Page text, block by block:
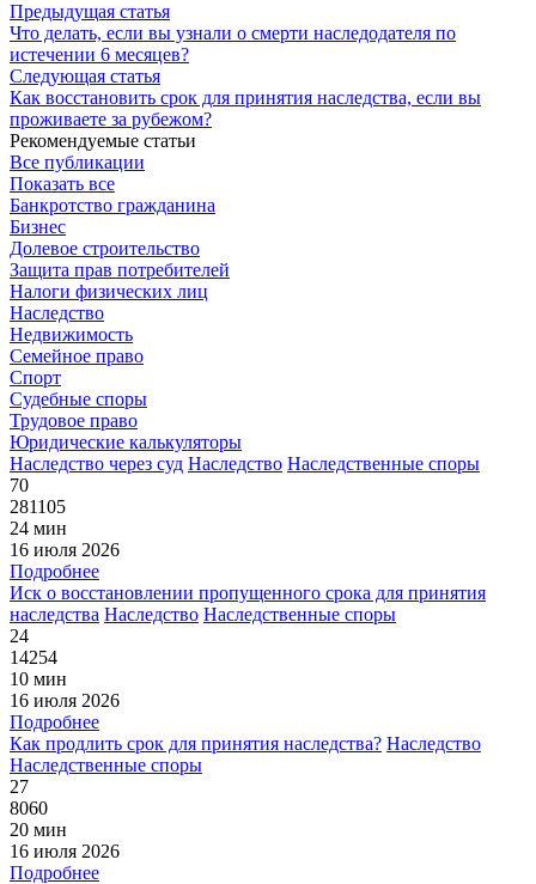
Предыдущая статья
Что делать, если вы узнали о смерти наследодателя по
истечении 6 месяцев?
Следующая статья
Как восстановить срок для принятия наследства, если вы
проживаете за рубежом?
Рекомендуемые статьи
Все публикации
Показать все
Банкротство гражданина
Бизнес
Долевое строительство
Защита прав потребителей
Налоги физических лиц
Наследство
Недвижимость
Семейное право
Спорт
Судебные споры
Трудовое право
Юридические калькуляторы
Наследство через суд Наследство Наследственные споры
70
281105
24 мин
16 июля 2026
Подробнее
Иск о восстановлении пропущенного срока для принятия
наследства Наследство Наследственные споры
24
14254
10 мин
16 июля 2026
Подробнее
Как продлить срок для принятия наследства? Наследство
Наследственные споры
27
8060
20 мин
16 июля 2026
Подробнее